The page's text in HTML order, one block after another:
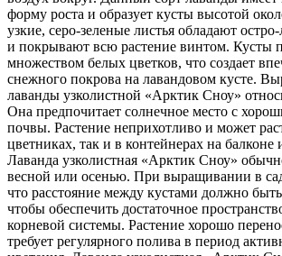
форму роста и образует кусты высотой
узкие, серо-зеленые листья обладают
и покрывают всю растение винтом. Кусты
множеством белых цветков, что создает
снежного покрова на лавандовом кусте.
лаванды узколистной «Арктик Сноу»
Она предпочитает солнечное место с
почвы. Растение неприхотливо и может
цветниках, так и в контейнерах на балконе
Лаванда узколистная «Арктик Сноу»
весной или осенью. При выращивании в
что расстояние между кустами должно
чтобы обеспечить достаточное
корневой системы. Растение хорошо
требует регулярного полива в период